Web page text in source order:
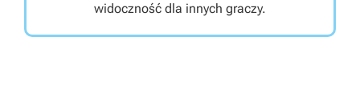
widoczność dla innych graczy.